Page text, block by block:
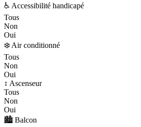
♿ Accessibilité handicapé
Tous
Non
Oui
❄️ Air conditionné
Tous
Non
Oui
↕️ Ascenseur
Tous
Non
Oui
🏙️ Balcon